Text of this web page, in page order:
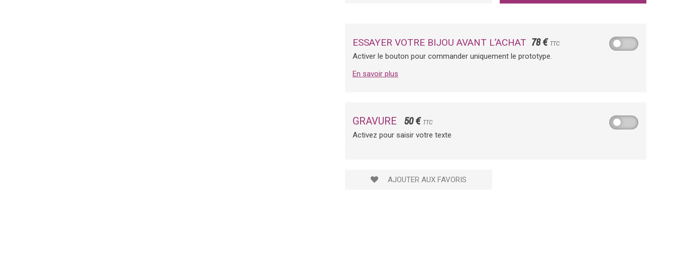
ESSAYER VOTRE BIJOU AVANT L’ACHAT 78 € TTC
Activer le bouton pour commander uniquement le prototype.
En savoir plus
GRAVURE 50 € TTC
Activez pour saisir votre texte
AJOUTER AUX FAVORIS